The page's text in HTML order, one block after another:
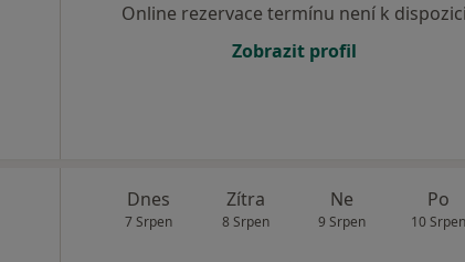
Online rezervace termínu není k dispozici
Zobrazit profil
Dnes
7 Srpen
Zítra
8 Srpen
Ne
9 Srpen
Po
10 Srpen